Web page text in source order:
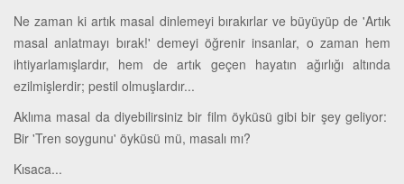
Ne zaman ki artık masal dinlemeyi bırakırlar ve büyüyüp de 'Artık
masal anlatmayı bırak!' demeyi öğrenir insanlar, o zaman hem
ihtiyarlamışlardır, hem de artık geçen hayatın ağırlığı altında
ezilmişlerdir; pestil olmuşlardır...
Aklıma masal da diyebilirsiniz bir film öyküsü gibi bir şey geliyor:
Bir 'Tren soygunu' öyküsü mü, masalı mı?
Kısaca...